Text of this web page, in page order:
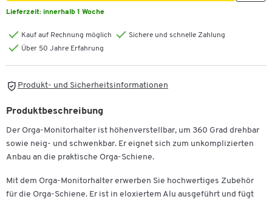
Lieferzeit: innerhalb 1 Woche
Kauf auf Rechnung möglich
Sichere und schnelle Zahlung
Über 50 Jahre Erfahrung
Produkt- und Sicherheitsinformationen
Produktbeschreibung
Der Orga-Monitorhalter ist höhenverstellbar, um 360 Grad drehbar
sowie neig- und schwenkbar. Er eignet sich zum unkomplizierten
Anbau an die praktische Orga-Schiene.
Mit dem Orga-Monitorhalter erwerben Sie hochwertiges Zubehör
für die Orga-Schiene. Er ist in eloxiertem Alu ausgeführt und fügt